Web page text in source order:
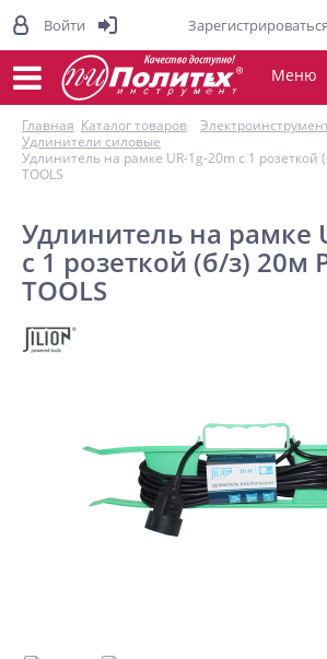
Меню
Главная Каталог товаров
Удлинители силовые
Удлинитель на рамке UR-1g-20m с 1 розеткой
TOOLS
Удлинитель на рамке
с 1 розеткой (б/з) 20м
TOOLS
Войти Зарегистрироваться